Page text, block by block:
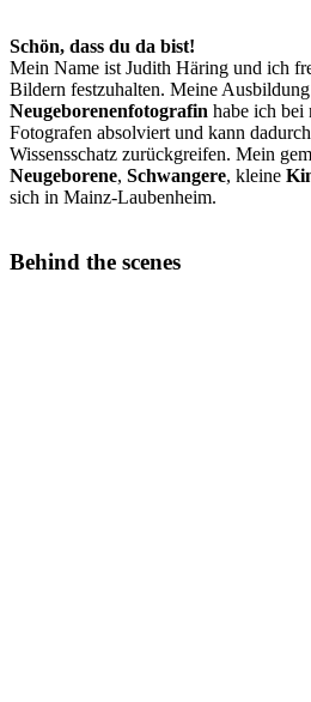
Schön, dass du da bist!
Mein Name ist Judith Häring und ich
Bildern festzuhalten. Meine
Neugeborenenfotografin habe ich bei
Fotografen absolviert und kann
Wissensschatz zurückgreifen. Mein
Neugeborene, Schwangere, kleine
sich in Mainz-Laubenheim.
Behind the scenes